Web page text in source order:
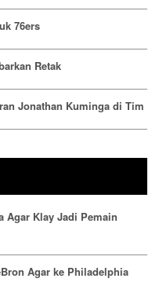
76ers
Retak
Jonathan Kuminga di Tim
Agar Klay Jadi Pemain
Agar ke Philadelphia